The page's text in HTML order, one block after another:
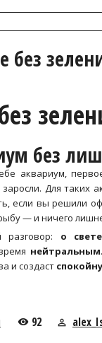
без
без
аквариум,
Для таких
если вы решили
— и ничего
разговор: о
нейтральным
и создаст
92